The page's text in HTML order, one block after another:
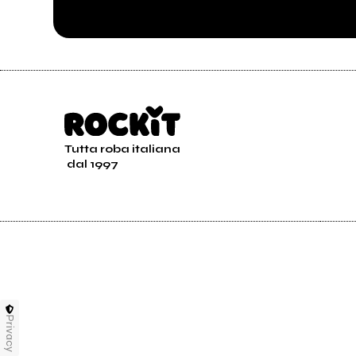
Tutta roba italiana
dal 1997
Privacy